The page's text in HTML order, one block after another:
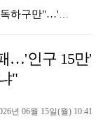
초췌해진 김선태, 술병 가득 "고독하구만"…'리센느 사…
이정후, 디트로이트전서 결승 2타점 적시타 작렬…타율 …
…'인구 15만'
"
년 06월 15일(월) 10:41